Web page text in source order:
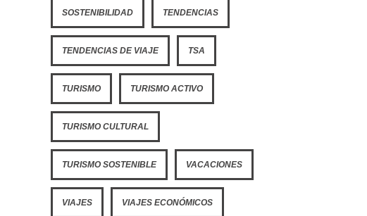
SOSTENIBILIDAD TENDENCIAS
TENDENCIAS DE VIAJE TSA
TURISMO TURISMO ACTIVO
TURISMO CULTURAL
TURISMO SOSTENIBLE VACACIONES
VIAJES VIAJES ECONÓMICOS